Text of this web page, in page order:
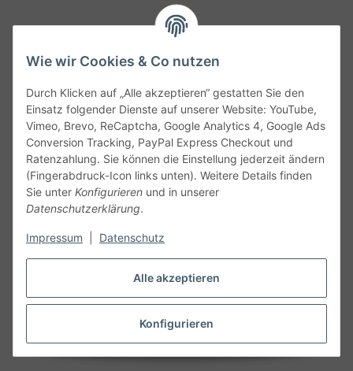
Alle akzeptieren
Konfigurieren
Wie wir Cookies & Co nutzen
Durch Klicken auf „Alle akzeptieren“ gestatten Sie den
Einsatz folgender Dienste auf unserer Website: YouTube,
Vimeo, Brevo, ReCaptcha, Google Analytics 4, Google Ads
Conversion Tracking, PayPal Express Checkout und
Ratenzahlung. Sie können die Einstellung jederzeit ändern
(Fingerabdruck-Icon links unten). Weitere Details finden
Sie unter Konfigurieren und in unserer
Datenschutzerklärung.
Impressum Datenschutz
Service
Gesetzliche Informationen
Alle technischen Angaben ohne Gewähr. Irrtümer und fehlerhafte
Angaben vorbehalten. Wenn Sie Datenblätter oder spezielle
unseren Kundenservice. Abbildungen der Artikel können
Vertrag widerrufen